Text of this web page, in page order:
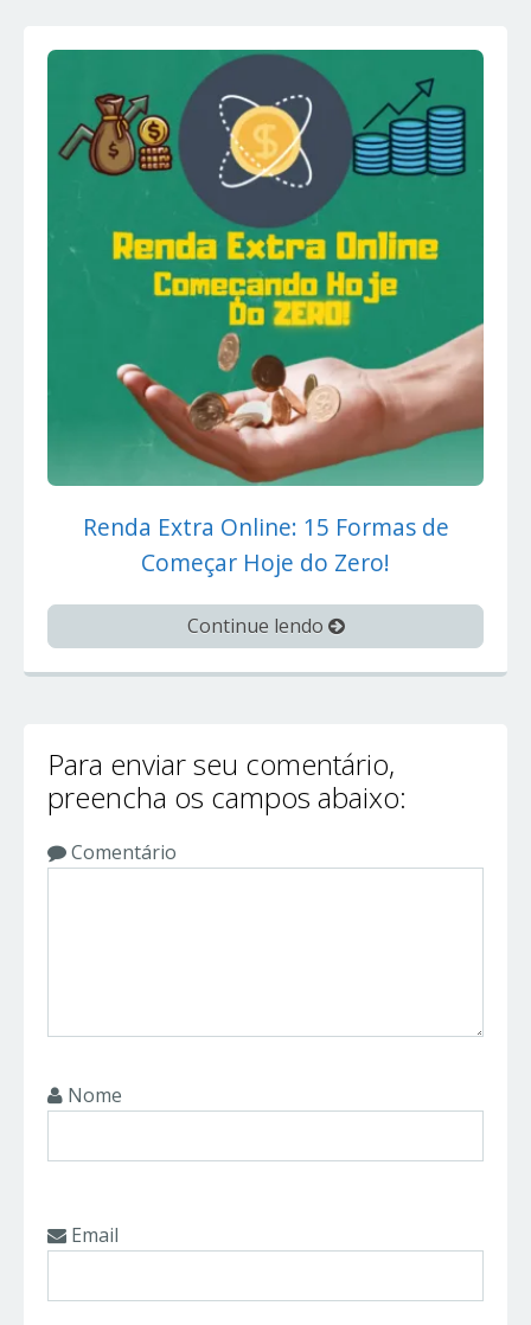
Renda Extra Online: 15 Formas de
Começar Hoje do Zero!
Continue lendo
Para enviar seu comentário,
preencha os campos abaixo:
Comentário
Nome
Email